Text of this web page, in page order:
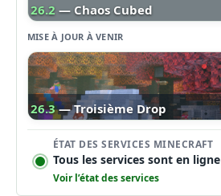
26.2 — Chaos Cubed
MISE À JOUR À VENIR
26.3 — Troisième Drop
ÉTAT DES SERVICES MINECRAFT
Tous les services sont en ligne
Voir l’état des services